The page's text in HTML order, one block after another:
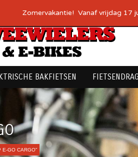
Fietsplan Contact
BAKFIETSEN
E-GO CARGO”
Zomervakantie! Vanaf vrijdag 17